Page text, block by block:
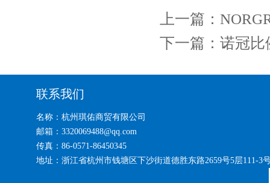
上一篇：
下一篇： 诺冠比
联系我们
名称：杭州琪佑商贸有限公司
邮箱：3320069488@qq.com
传真：86-0571-86450345
地址：浙江省杭州市钱塘区下沙街道德胜东路2659号5层111-3